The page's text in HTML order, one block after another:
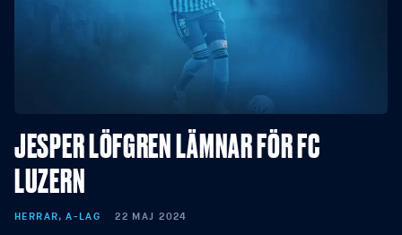
JESPER LÖFGREN LÄMNAR FÖR FC
LUZERN
HERRAR, A-LAG 22 MAJ 2024